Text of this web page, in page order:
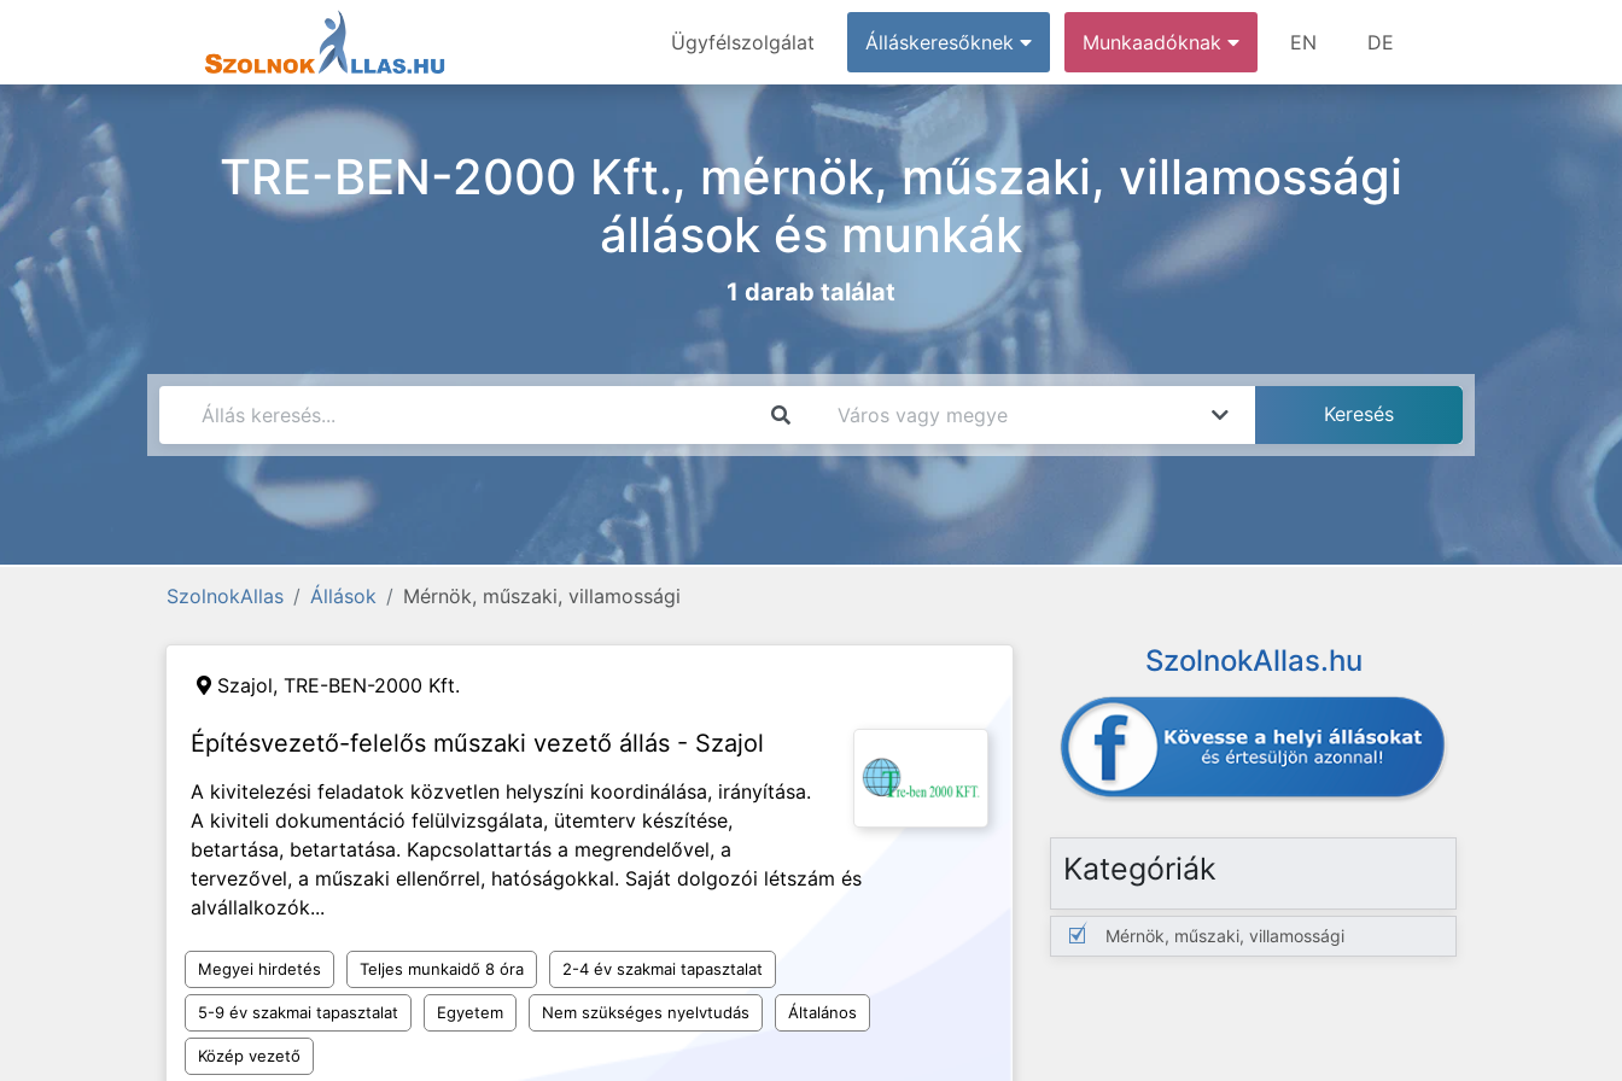
Ügyfélszolgálat Álláskeresőknek Munkaadóknak EN DE
TRE-BEN-2000 Kft., mérnök, műszaki, villamossági
állások és munkák
1 darab találat
SzolnokAllas Állások Mérnök, műszaki, villamossági
Szajol, TRE-BEN-2000 Kft.
Építésvezető-felelős műszaki vezető állás - Szajol
A kivitelezési feladatok közvetlen helyszíni koordinálása, irányítása.
A kiviteli dokumentáció felülvizsgálata, ütemterv készítése,
betartása, betartatása. Kapcsolattartás a megrendelővel, a
tervezővel, a műszaki ellenőrrel, hatóságokkal. Saját dolgozói létszám és
alvállalkozók...
Megyei hirdetés Teljes munkaidő 8 óra 2-4 év szakmai tapasztalat
5-9 év szakmai tapasztalat Egyetem Nem szükséges nyelvtudás Általános
Közép vezető
SzolnokAllas.hu
Kategóriák
Mérnök, műszaki, villamossági